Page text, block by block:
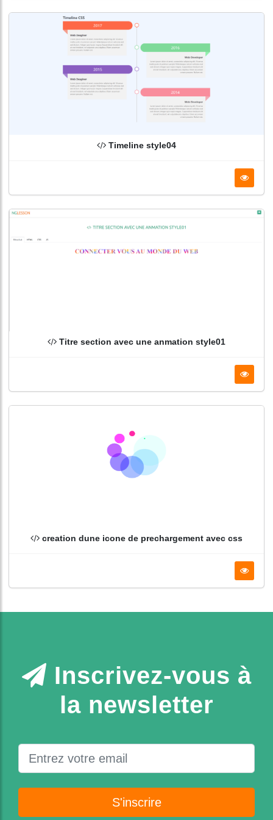
Timeline style04
Titre section avec une anmation style01
creation dune icone de prechargement avec css
Inscrivez-vous à
la newsletter